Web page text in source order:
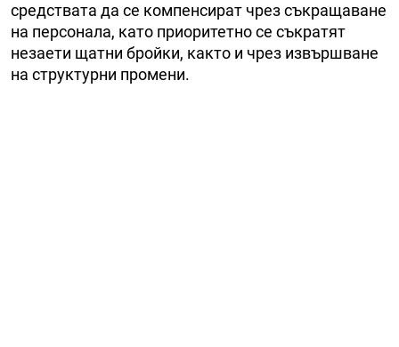
средствата да се компенсират чрез съкращаване
на персонала, като приоритетно се съкратят
незаети щатни бройки, както и чрез извършване
на структурни промени.